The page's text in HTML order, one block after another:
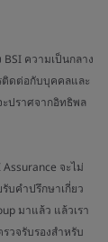
ความเป็นกลาง
ติดต่อกับบุคคลและ
ะปราศจากอิทธิพล
จะไม่
บคำปรึกษาเกี่ยว
มาแล้ว แล้วเรา
วจรับรองสำหรับ